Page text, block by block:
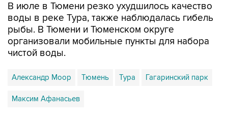
В июле в Тюмени резко ухудшилось качество
воды в реке Тура, также наблюдалась гибель
рыбы. В Тюмени и Тюменском округе
организовали мобильные пункты для набора
чистой воды.
Александр Моор Тюмень Тура Гагаринский парк
Максим Афанасьев